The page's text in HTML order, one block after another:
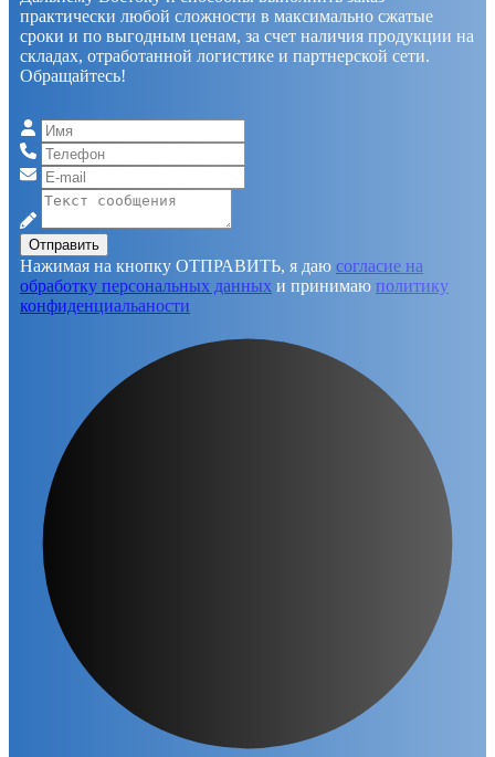
практически любой сложности в максимально сжатые
сроки и по выгодным ценам, за счет наличия продукции на
складах, отработанной логистике и партнерской сети.
Обращайтесь!
Отправить
Нажимая на кнопку ОТПРАВИТЬ, я даю согласие на
обработку персональных данных и принимаю политику
конфиденциальаности